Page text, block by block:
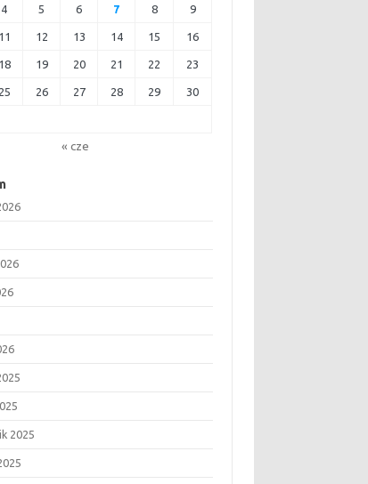
4 5 6 7 8 9
11 12 13 14 15 16
18 19 20 21 22 23
25 26 27 28 29 30
« cze
2025